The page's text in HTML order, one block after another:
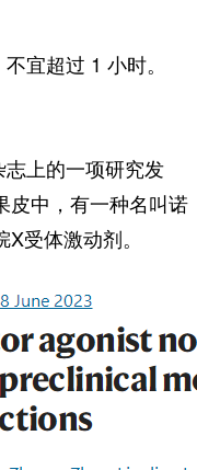
宜超过 1 小时。
上的一项研究发
皮中，有一种名叫诺
受体激动剂。